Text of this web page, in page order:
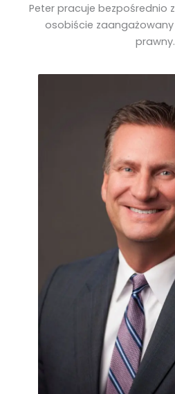
Peter pracuje bezpośrednio
osobiście zaangażowany
prawny.